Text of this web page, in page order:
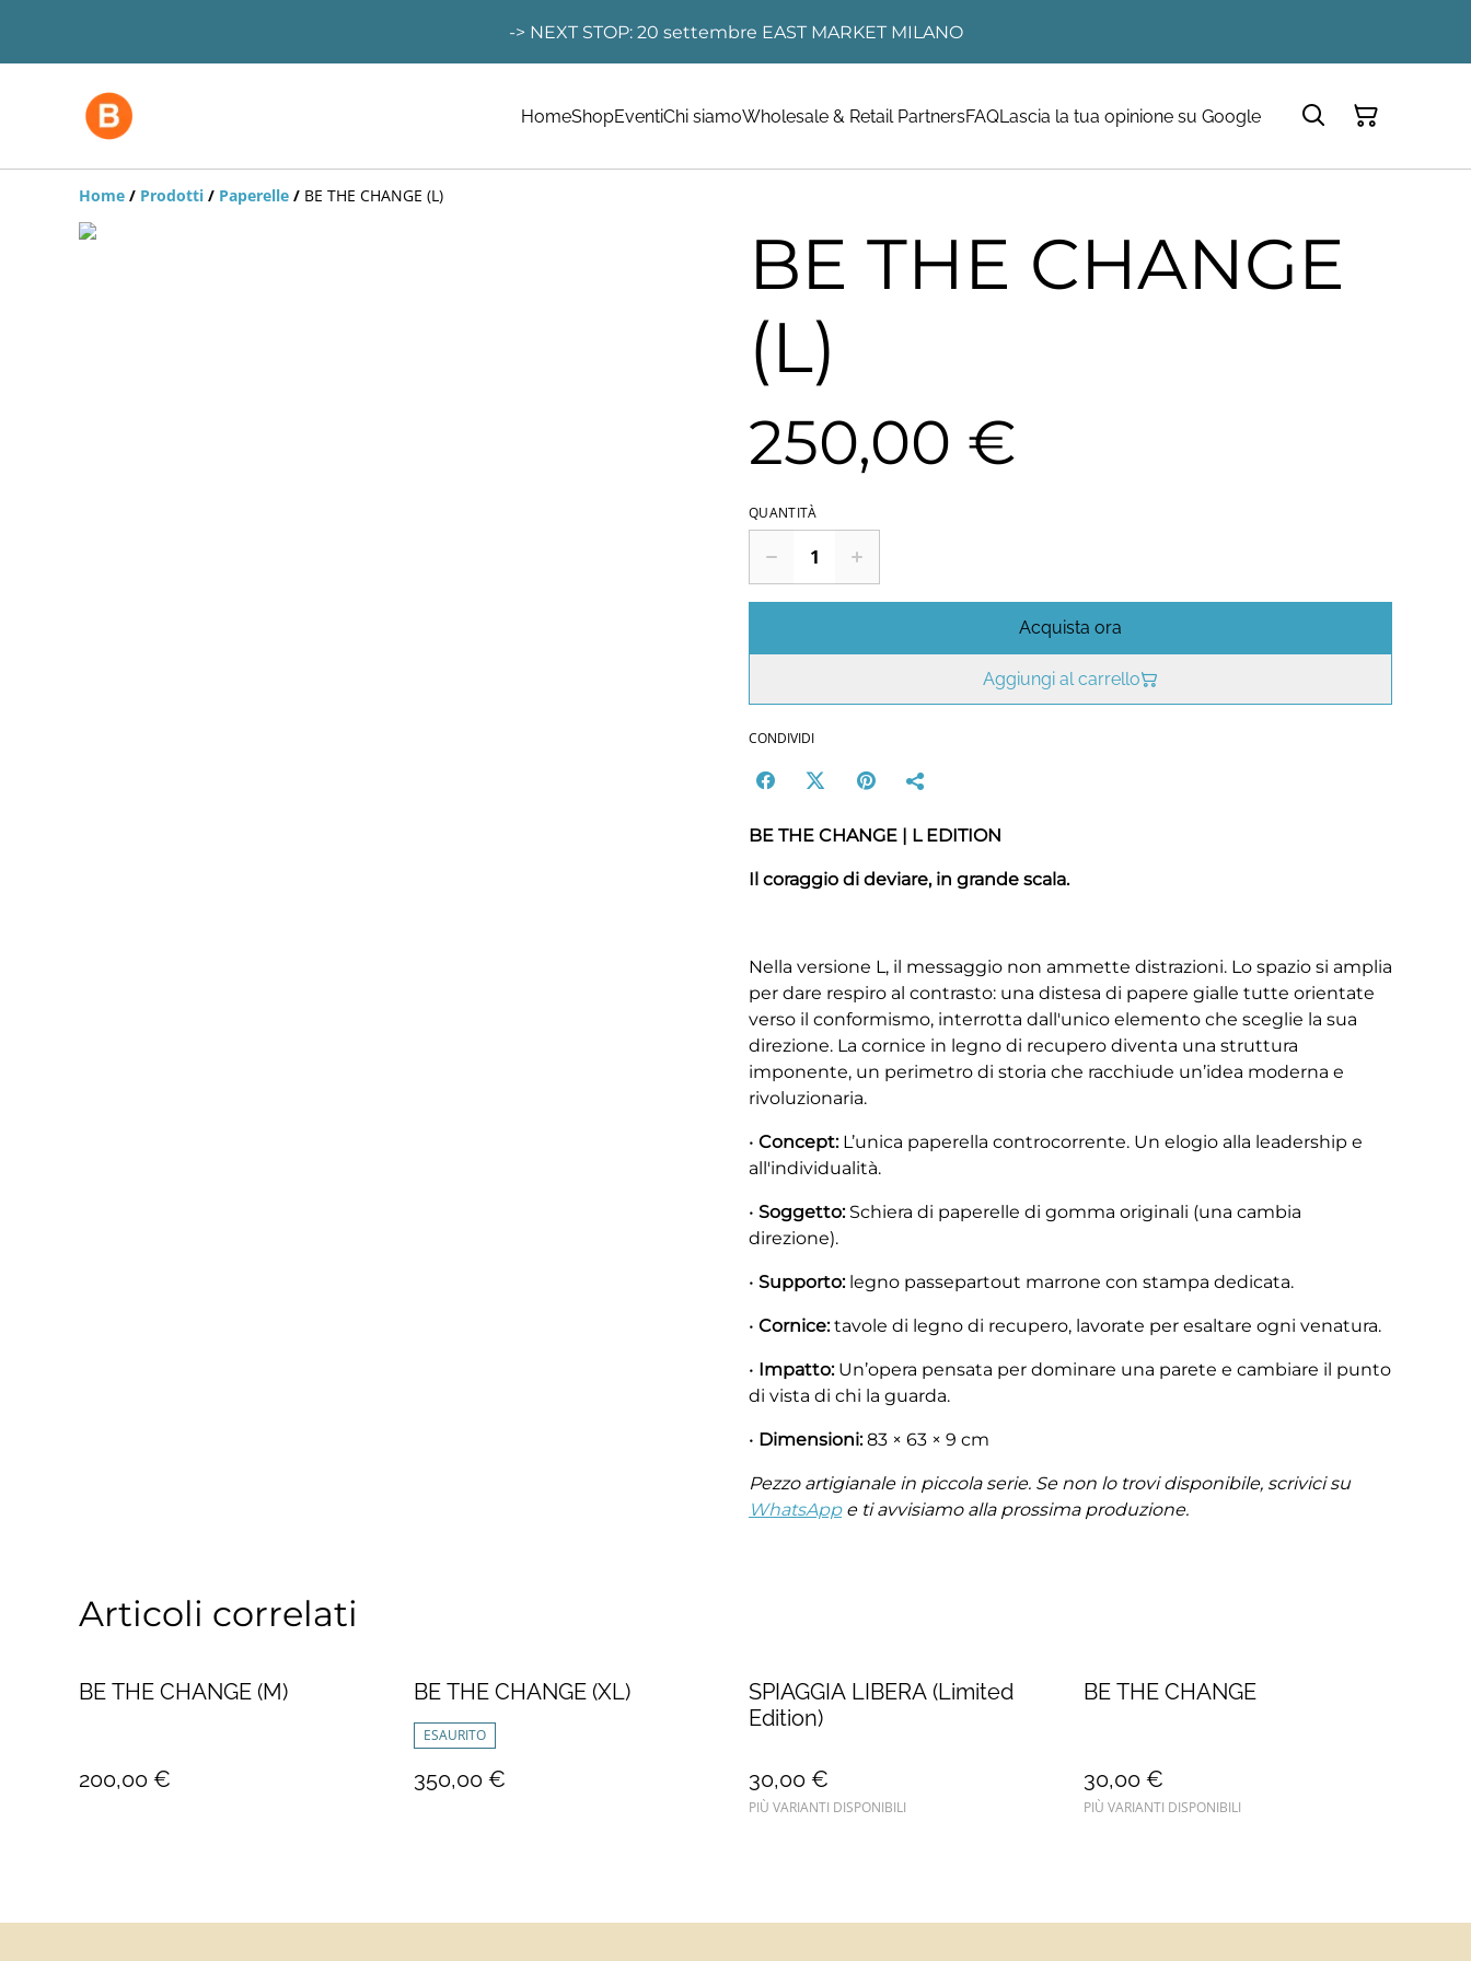
-> NEXT STOP: 20 settembre EAST MARKET MILANO
HomeShopEventiChi siamoWholesale & Retail PartnersFAQLascia la tua opinione su Google
Home / Prodotti / Paperelle / BE THE CHANGE (L)
BE THE CHANGE
(L)
250,00 €
QUANTITÀ
Acquista ora
Aggiungi al carrello
CONDIVIDI
BE THE CHANGE | L EDITION
Il coraggio di deviare, in grande scala.
Nella versione L, il messaggio non ammette distrazioni. Lo spazio si amplia
per dare respiro al contrasto: una distesa di papere gialle tutte orientate
verso il conformismo, interrotta dall'unico elemento che sceglie la sua
direzione. La cornice in legno di recupero diventa una struttura
imponente, un perimetro di storia che racchiude un’idea moderna e
rivoluzionaria.
• Concept:L’unica paperella controcorrente. Un elogio alla leadership e
all'individualità.
• Soggetto:Schiera di paperelle di gomma originali (una cambia
direzione).
• Supporto:legno passepartout marrone con stampa dedicata.
• Cornice:tavole di legno di recupero, lavorate per esaltare ogni venatura.
• Impatto:Un’opera pensata per dominare una parete e cambiare il punto
di vista di chi la guarda.
• Dimensioni:83 × 63 × 9 cm
Pezzo artigianale in piccola serie. Se non lo trovi disponibile, scrivici su
WhatsAppe ti avvisiamo alla prossima produzione.
Articoli correlati
BE THE CHANGE (M)
200,00 €
BE THE CHANGE (XL)
ESAURITO
350,00 €
SPIAGGIA LIBERA (Limited
Edition)
30,00 €
PIÙ VARIANTI DISPONIBILI
BE THE CHANGE
30,00 €
PIÙ VARIANTI DISPONIBILI